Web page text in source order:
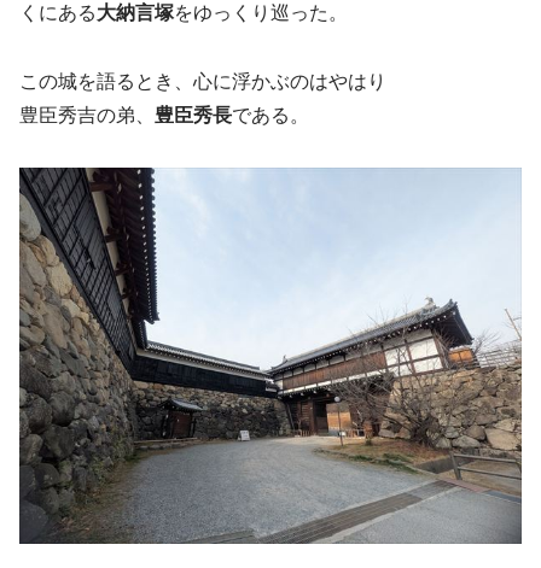
くにある大納言塚をゆっくり巡った。
この城を語るとき、心に浮かぶのはやはり
豊臣秀吉の弟、 豊臣秀長である。